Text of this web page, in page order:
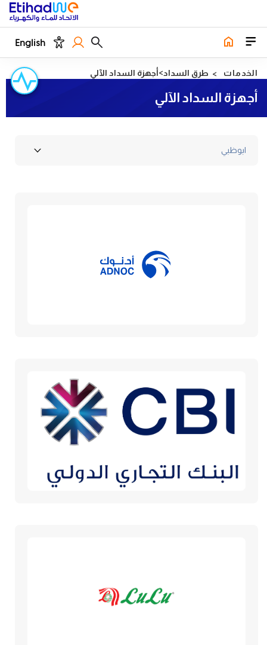
English
الخدمات طرق السداد أجهزة السداد الآلي
أجهزة السداد الآلي